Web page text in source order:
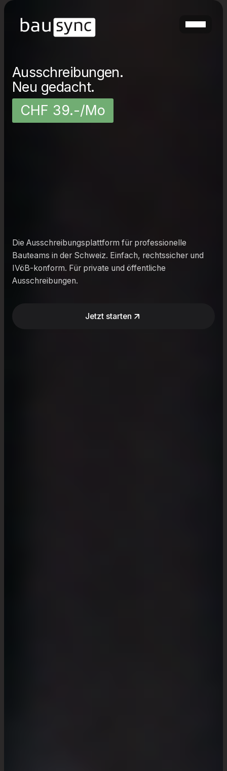
Ausschreibungen.
Neu gedacht.
CHF 39.-/Mo
Die Ausschreibungsplattform für professionelle
Bauteams in der Schweiz. Einfach, rechtssicher und
IVöB-konform. Für private und öffentliche
Ausschreibungen.
Jetzt starten